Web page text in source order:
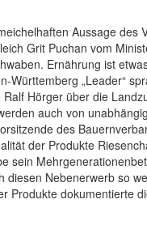
Aussage des
Grit Puchan vom
Ernährung ist
„Leader“
Hörger über die
auch von
des
der Produkte
sein
Nebenerwerb so
Produkte dokumentierte